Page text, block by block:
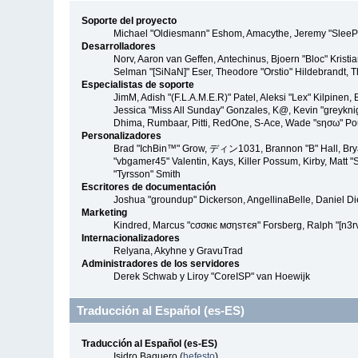
Soporte del proyecto
Michael "Oldiesmann" Eshom, Amacythe, Jeremy
Desarrolladores
Norv, Aaron van Geffen, Antechinus, Bjoern "Bloc"
Selman "[SiNaN]" Eser, Theodore "Orstio" Hildebrandt,
Especialistas de soporte
JimM, Adish "(F.L.A.M.E.R)" Patel, Aleksi "Lex"
Jessica "Miss All Sunday" Gonzales, K@, Kevin
Dhima, Rumbaar, Pitti, RedOne, S-Ace, Wade "sησω"
Personalizadores
Brad "IchBin™" Grow, ディン1031, Brannon "B" Hall,
"vbgamer45" Valentin, Kays, Killer Possum, Kirby, Matt
"Tyrsson" Smith
Escritores de documentación
Joshua "groundup" Dickerson, AngellinaBelle, Daniel
Marketing
Kindred, Marcus "cσσкιє мσηѕтєя" Forsberg, Ralph
Internacionalizadores
Relyana, Akyhne y GravuTrad
Administradores de los servidores
Derek Schwab y Liroy "CoreISP" van Hoewijk
Traducción al Español (es-ES)
Traducción al Español (es-ES)